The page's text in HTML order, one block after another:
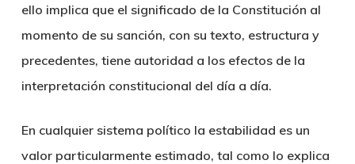
ello implica que el significado de la Constitución al
momento de su sanción, con su texto, estructura y
precedentes, tiene autoridad a los efectos de la
interpretación constitucional del día a día.
En cualquier sistema político la estabilidad es un
valor particularmente estimado, tal como lo explica